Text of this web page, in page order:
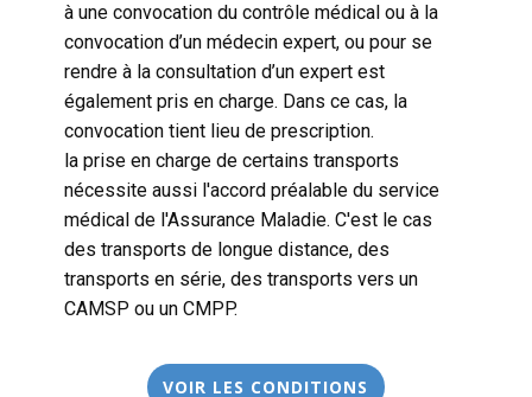
à une convocation du contrôle médical ou à la
convocation d’un médecin expert, ou pour se
rendre à la consultation d’un expert est
également pris en charge. Dans ce cas, la
convocation tient lieu de prescription.
la prise en charge de certains transports
nécessite aussi l'accord préalable du service
médical de l'Assurance Maladie. C'est le cas
des transports de longue distance, des
transports en série, des transports vers un
CAMSP ou un CMPP.
VOIR LES CONDITIONS